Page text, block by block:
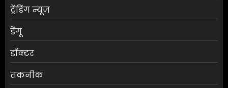
ट्रेंडिंग न्यूज़
डेंगू
डॉक्टर
तकनीक